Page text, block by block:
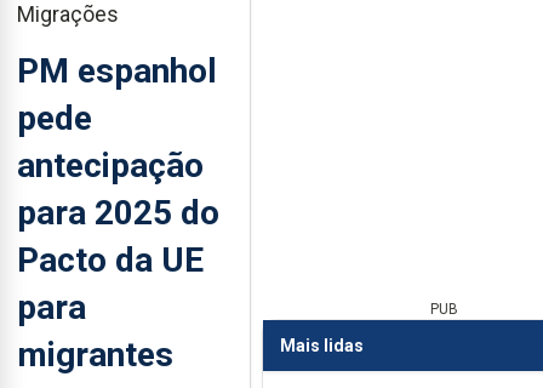
Migrações
PM espanhol
pede
antecipação
para 2025 do
Pacto da UE
para
migrantes
PUB
Mais lidas